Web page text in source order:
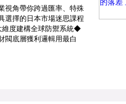
視角帶你跨過匯率、特殊
選擇的日本市場迷思課程
維度建構全球防禦系統◆
閥底層獲利邏輯用最白